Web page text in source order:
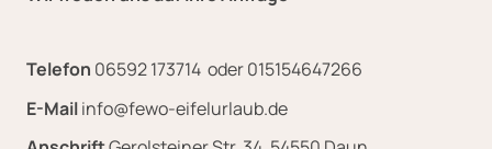
Telefon 06592 173714 oder 015154647266
E-Mailinfo@fewo-eifelurlaub.de